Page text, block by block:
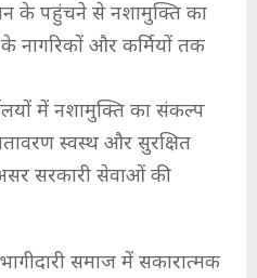
के पहुंचने से नशामुक्ति का
और कर्मियों तक
में नशामुक्ति का संकल्प
स्वस्थ और सुरक्षित
सरकारी सेवाओं की
समाज में सकारात्मक